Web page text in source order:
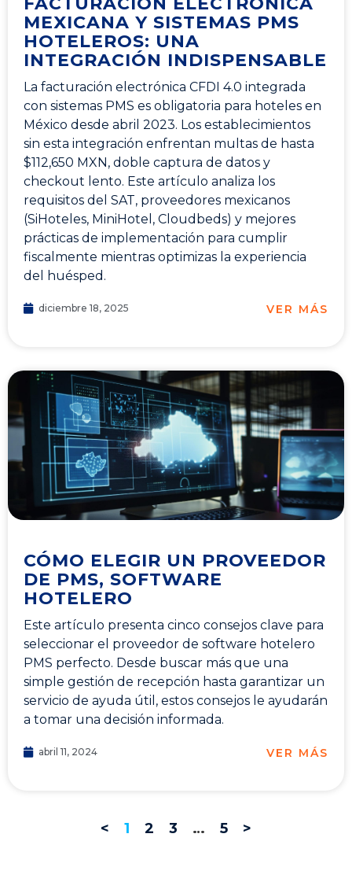
MEXICANA Y SISTEMAS PMS
HOTELEROS: UNA
INTEGRACIÓN INDISPENSABLE
La facturación electrónica CFDI 4.0 integrada
con sistemas PMS es obligatoria para hoteles en
México desde abril 2023. Los establecimientos
sin esta integración enfrentan multas de hasta
$112,650 MXN, doble captura de datos y
checkout lento. Este artículo analiza los
requisitos del SAT, proveedores mexicanos
(SiHoteles, MiniHotel, Cloudbeds) y mejores
prácticas de implementación para cumplir
fiscalmente mientras optimizas la experiencia
del huésped.
diciembre 18, 2025 VER MÁS
CÓMO ELEGIR UN PROVEEDOR
DE PMS, SOFTWARE
HOTELERO
Este artículo presenta cinco consejos clave para
seleccionar el proveedor de software hotelero
PMS perfecto. Desde buscar más que una
simple gestión de recepción hasta garantizar un
servicio de ayuda útil, estos consejos le ayudarán
a tomar una decisión informada.
abril 11, 2024 VER MÁS
< 1 2 3 … 5 >